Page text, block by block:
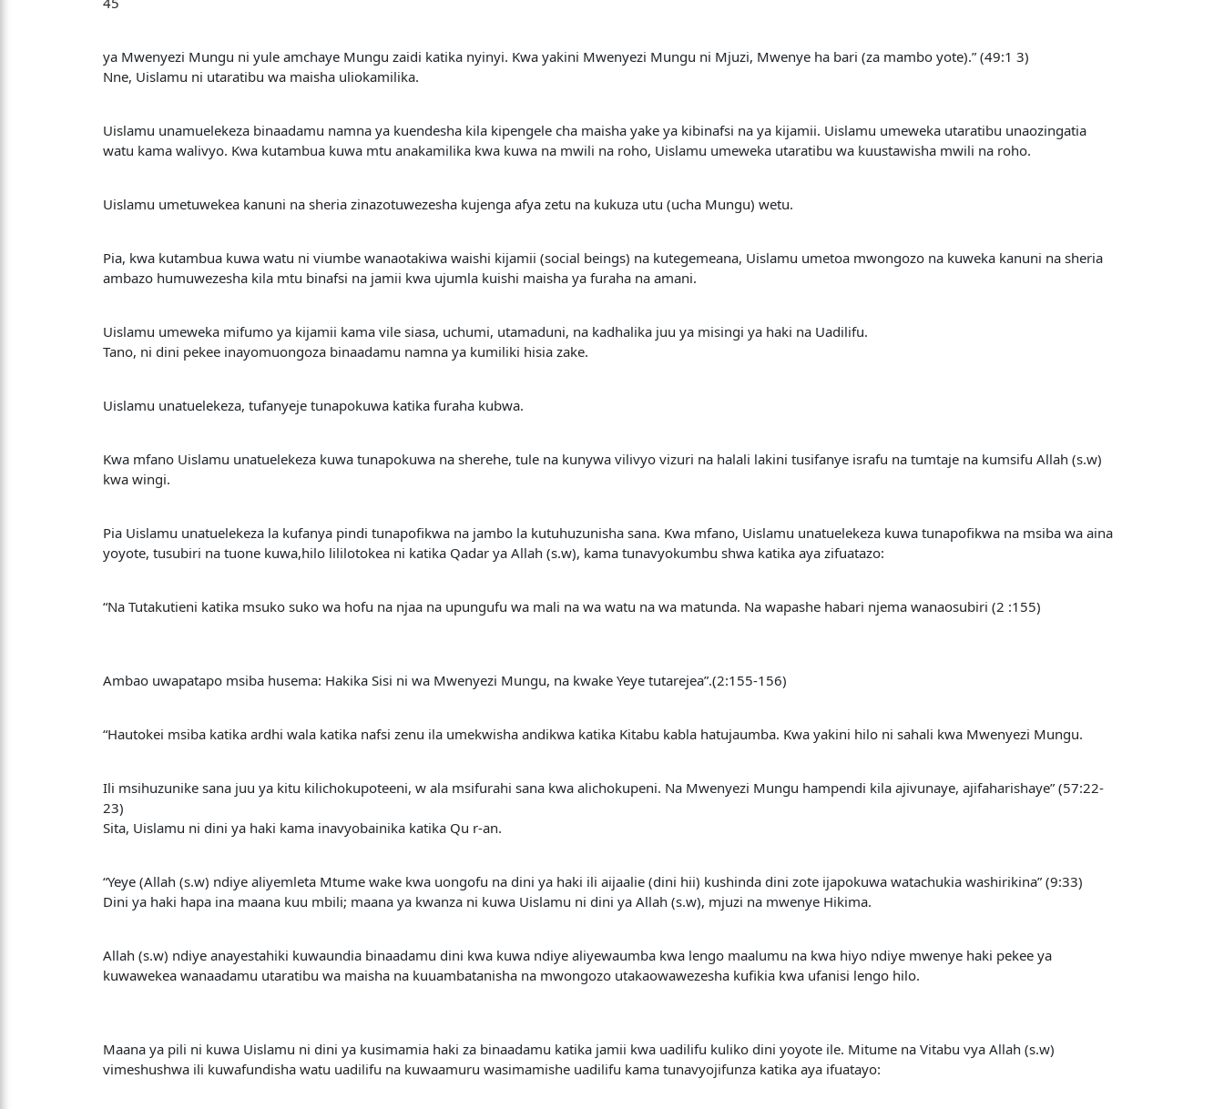
ya Mwenyezi Mungu ni yule amchaye Mungu zaidi katika nyinyi. Kwa yakini Mwenyezi Mungu ni Mjuzi, Mwenye ha bari (za mambo yote).” (49:1 3)
Nne, Uislamu ni utaratibu wa maisha uliokamilika.
Uislamu unamuelekeza binaadamu namna ya kuendesha kila kipengele cha maisha yake ya kibinafsi na ya kijamii. Uislamu umeweka utaratibu unaozingatia
watu kama walivyo. Kwa kutambua kuwa mtu anakamilika kwa kuwa na mwili na roho, Uislamu umeweka utaratibu wa kuustawisha mwili na roho.
Uislamu umetuwekea kanuni na sheria zinazotuwezesha kujenga afya zetu na kukuza utu (ucha Mungu) wetu.
Pia, kwa kutambua kuwa watu ni viumbe wanaotakiwa waishi kijamii (social beings) na kutegemeana, Uislamu umetoa mwongozo na kuweka kanuni na sheria
ambazo humuwezesha kila mtu binafsi na jamii kwa ujumla kuishi maisha ya furaha na amani.
Uislamu umeweka mifumo ya kijamii kama vile siasa, uchumi, utamaduni, na kadhalika juu ya misingi ya haki na Uadilifu.
Tano, ni dini pekee inayomuongoza binaadamu namna ya kumiliki hisia zake.
Uislamu unatuelekeza, tufanyeje tunapokuwa katika furaha kubwa.
Kwa mfano Uislamu unatuelekeza kuwa tunapokuwa na sherehe, tule na kunywa vilivyo vizuri na halali lakini tusifanye israfu na tumtaje na kumsifu Allah (s.w)
kwa wingi.
Pia Uislamu unatuelekeza la kufanya pindi tunapofikwa na jambo la kutuhuzunisha sana. Kwa mfano, Uislamu unatuelekeza kuwa tunapofikwa na msiba wa aina
yoyote, tusubiri na tuone kuwa,hilo lililotokea ni katika Qadar ya Allah (s.w), kama tunavyokumbu shwa katika aya zifuatazo:
“Na Tutakutieni katika msuko suko wa hofu na njaa na upungufu wa mali na wa watu na wa matunda. Na wapashe habari njema wanaosubiri (2 :155)
Ambao uwapatapo msiba husema: Hakika Sisi ni wa Mwenyezi Mungu, na kwake Yeye tutarejea”.(2:155-156)
“Hautokei msiba katika ardhi wala katika nafsi zenu ila umekwisha andikwa katika Kitabu kabla hatujaumba. Kwa yakini hilo ni sahali kwa Mwenyezi Mungu.
Ili msihuzunike sana juu ya kitu kilichokupoteeni, w ala msifurahi sana kwa alichokupeni. Na Mwenyezi Mungu hampendi kila ajivunaye, ajifaharishaye” (57:22-
23)
Sita, Uislamu ni dini ya haki kama inavyobainika katika Qu r-an.
“Yeye (Allah (s.w) ndiye aliyemleta Mtume wake kwa uongofu na dini ya haki ili aijaalie (dini hii) kushinda dini zote ijapokuwa watachukia washirikina” (9:33)
Dini ya haki hapa ina maana kuu mbili; maana ya kwanza ni kuwa Uislamu ni dini ya Allah (s.w), mjuzi na mwenye Hikima.
Allah (s.w) ndiye anayestahiki kuwaundia binaadamu dini kwa kuwa ndiye aliyewaumba kwa lengo maalumu na kwa hiyo ndiye mwenye haki pekee ya
kuwawekea wanaadamu utaratibu wa maisha na kuuambatanisha na mwongozo utakaowawezesha kufikia kwa ufanisi lengo hilo.
Maana ya pili ni kuwa Uislamu ni dini ya kusimamia haki za binaadamu katika jamii kwa uadilifu kuliko dini yoyote ile. Mitume na Vitabu vya Allah (s.w)
vimeshushwa ili kuwafundisha watu uadilifu na kuwaamuru wasimamishe uadilifu kama tunavyojifunza katika aya ifuatayo: